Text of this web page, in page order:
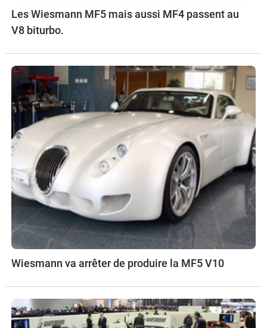
Les Wiesmann MF5 mais aussi MF4 passent au
V8 biturbo.
Wiesmann va arrêter de produire la MF5 V10